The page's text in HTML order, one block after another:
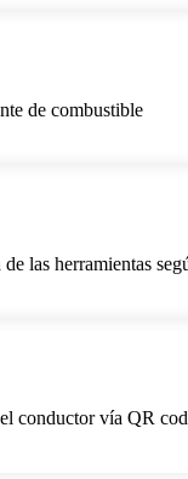
de combustible
las herramientas
conductor vía QR